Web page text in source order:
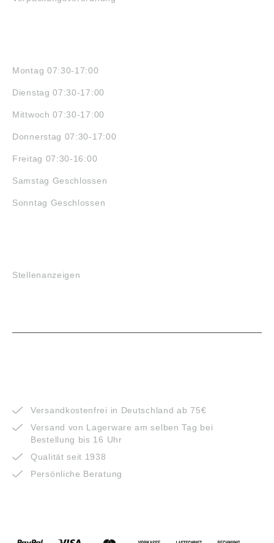
Montag 07:30-17:00
Dienstag 07:30-17:00
Mittwoch 07:30-17:00
Donnerstag 07:30-17:00
Freitag 07:30-16:00
Samstag Geschlossen
Sonntag Geschlossen
Stellenanzeigen
Versandkostenfrei in Deutschland ab 75€
Versand von Lagerware am selben Tag bei
Bestellung bis 16 Uhr
Qualität seit 1938
Persönliche Beratung